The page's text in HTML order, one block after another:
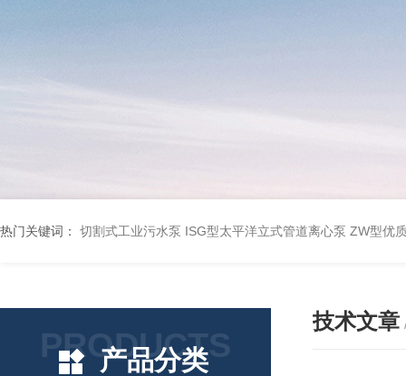
热门关键词： 切割式工业污水泵 ISG型太平洋立式管道离心泵 ZW型优
PRODUCTS
产品分类
技术文章